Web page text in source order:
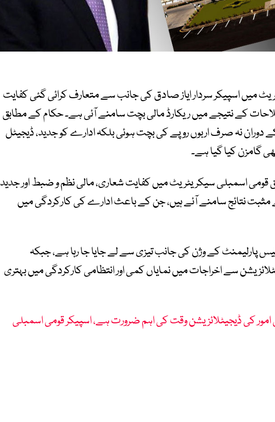
میں اسپیکر سردار ایاز صادق کی جانب سے متعارف کرائی گئی کفایت
کے نتیجے میں ریکارڈ مالی بچت سامنے آئی ہے۔ حکام کے مطابق
سال 2025-26 کے دوران نہ صرف اربوں روپے کی بچت ہوئی بلکہ ادارے کو جدید، ڈیجیٹل
گامزن کیا گیا ہے۔
قومی اسمبلی سیکریٹریٹ میں کفایت شعاری، مالی نظم و ضبط اور جدید
نتائج سامنے آئے ہیں، جن کے باعث ادارے کی کارکردگی میں
لیس پارلیمنٹ کے وژن کی جانب تیزی سے لے جایا جا رہا ہے، جبکہ
سے اخراجات میں نمایاں کمی اور انتظامی کارکردگی میں بہتری
امور کی ڈیجیٹلائزیشن وقت کی اہم ضرورت ہے، اسپیکر قومی اسمبلی